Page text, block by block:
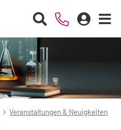
Veranstaltungen & Neuigkeiten